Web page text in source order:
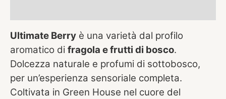
Ultimate Berry è una varietà dal profilo
aromatico di fragola e frutti di bosco.
Dolcezza naturale e profumi di sottobosco,
per un’esperienza sensoriale completa.
Coltivata in Green House nel cuore del